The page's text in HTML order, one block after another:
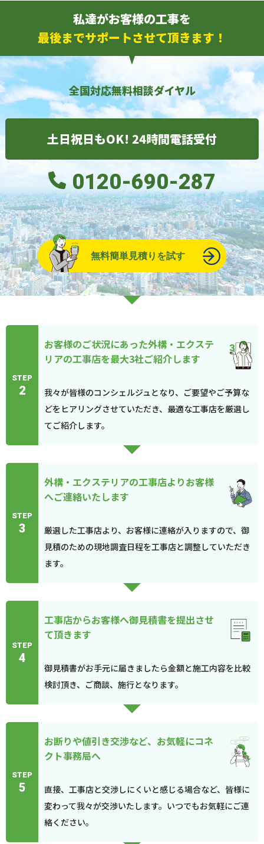
私達がお客様の工事を
最後までサポートさせて頂きます！
全国対応無料相談ダイヤル
土日祝日もOK! 24時間電話受付
0120-690-287
無料簡単見積りを試す
STEP
2
お客様のご状況にあった外構・エクステ
リアの工事店を最大3社ご紹介します
我々が皆様のコンシェルジュとなり、ご要望やご予算な
どをヒアリングさせていただき、最適な工事店を厳選し
てご紹介します。
STEP
3
外構・エクステリアの工事店よりお客様
へご連絡いたします
厳選した工事店より、お客様に連絡が入りますので、御
見積のための現地調査日程を工事店と調整していただき
ます。
STEP
4
工事店からお客様へ御見積書を提出させ
て頂きます
御見積書がお手元に届きましたら金額と施工内容を比較
検討頂き、ご商談、施行となります。
STEP
5
お断りや値引き交渉など、お気軽にコネ
クト事務局へ
直接、工事店と交渉しにくいと感じる場合など、皆様に
変わって我々が交渉いたします。いつでもお気軽にご連
絡ください。